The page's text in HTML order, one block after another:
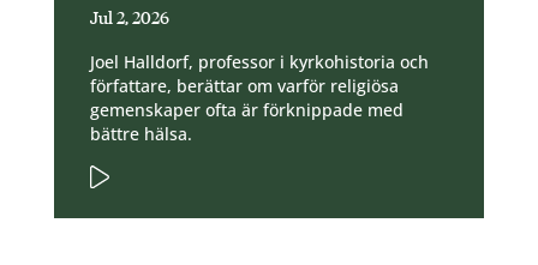
Jul 2, 2026
Joel Halldorf, professor i kyrkohistoria och
författare, berättar om varför religiösa
gemenskaper ofta är förknippade med
bättre hälsa.